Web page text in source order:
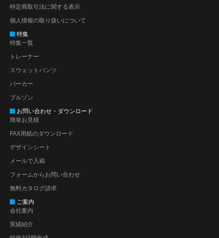
特定商取引法に関する表示
個人情報の取り扱いについて
特集
特集一覧
トレーナー
スウェットパンツ
パーカー
ブルゾン
お問い合わせ・ダウンロード
簡単お見積
FAX用紙のダウンロード
デザインシート
メールで入稿
フォームからお問い合わせ
無料カタログ請求
ご案内
会社案内
実績紹介